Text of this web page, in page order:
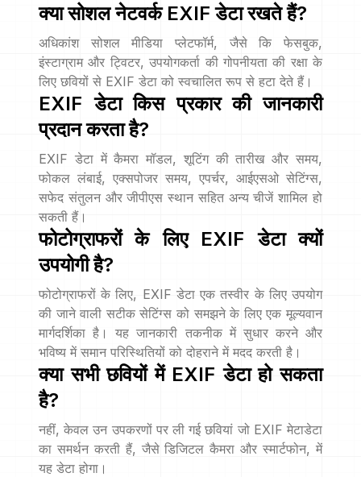
क्या सोशल नेटवर्क EXIF डेटा रखते हैं?
अधिकांश सोशल मीडिया प्लेटफॉर्म, जैसे कि फेसबुक,
इंस्टाग्राम और ट्विटर, उपयोगकर्ता की गोपनीयता की रक्षा के
लिए छवियों से EXIF डेटा को स्वचालित रूप से हटा देते हैं।
EXIF डेटा किस प्रकार की जानकारी
प्रदान करता है?
EXIF डेटा में कैमरा मॉडल, शूटिंग की तारीख और समय,
फोकल लंबाई, एक्सपोजर समय, एपर्चर, आईएसओ सेटिंग्स,
सफेद संतुलन और जीपीएस स्थान सहित अन्य चीजें शामिल हो
सकती हैं।
फोटोग्राफरों के लिए EXIF डेटा क्यों
उपयोगी है?
फोटोग्राफरों के लिए, EXIF डेटा एक तस्वीर के लिए उपयोग
की जाने वाली सटीक सेटिंग्स को समझने के लिए एक मूल्यवान
मार्गदर्शिका है। यह जानकारी तकनीक में सुधार करने और
भविष्य में समान परिस्थितियों को दोहराने में मदद करती है।
क्या सभी छवियों में EXIF डेटा हो सकता
है?
नहीं, केवल उन उपकरणों पर ली गई छवियां जो EXIF मेटाडेटा
का समर्थन करती हैं, जैसे डिजिटल कैमरा और स्मार्टफोन, में
यह डेटा होगा।